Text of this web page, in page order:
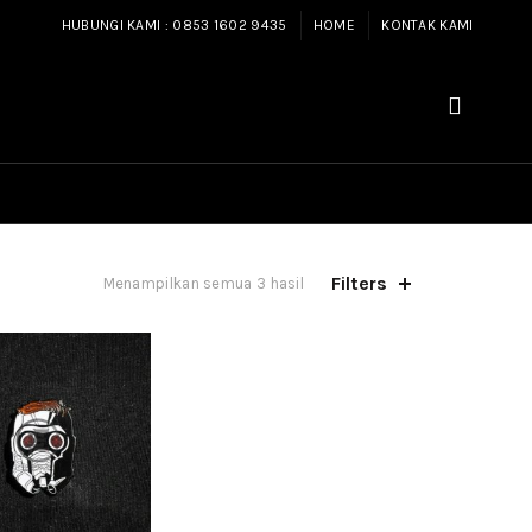
HUBUNGI KAMI : 0853 1602 9435 HOME KONTAK KAMI
Menampilkan semua 3 hasil Filters